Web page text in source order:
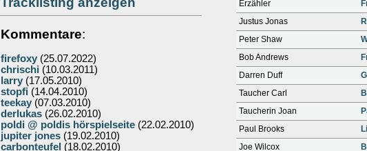
Kommentare:
firefoxy (25.07.2022)
chrischi (10.03.2011)
larry (17.05.2010)
stopfi (14.04.2010)
teekay (07.03.2010)
derlukas (26.02.2010)
poldi @ poldis hörspielseite (22.02.2010)
jupiter jones (19.02.2010)
carbonteufel (18.02.2010)
Erzähler
Justus Jonas
Peter Shaw
Bob Andrews
Darren Duff
Taucher Carl
Taucherin Joan
Paul Brooks
Joe Wilcox